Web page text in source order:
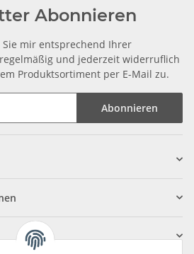
Abonnieren
Sie mir entsprechend Ihrer
regelmäßig und jederzeit widerruflich
Produktsortiment per E-Mail zu.
Abonnieren